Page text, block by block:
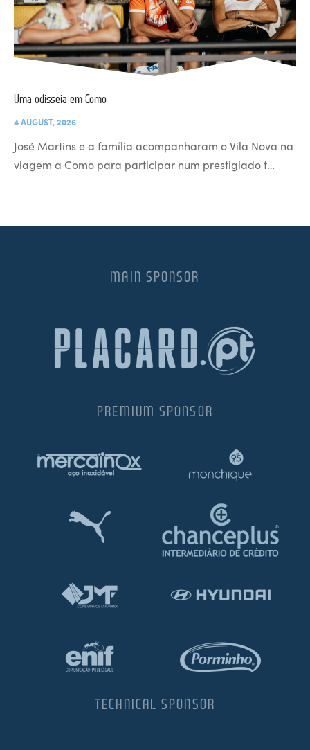
Uma odisseia em Como
4 AUGUST, 2026
José Martins e a família acompanharam o Vila Nova na
viagem a Como para participar num prestigiado t…
MAIN SPONSOR
PREMIUM SPONSOR
TECHNICAL SPONSOR